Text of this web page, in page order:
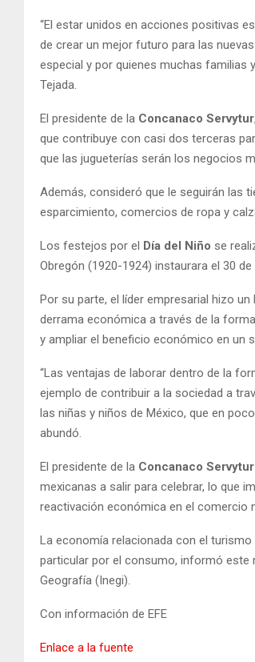
“El estar unidos en acciones positivas
de crear un mejor futuro para las
especial y por quienes muchas familias
Tejada.
El presidente de la Concanaco Servytur
que contribuye con casi dos terceras
que las jugueterías serán los negocios
Además, consideró que le seguirán las
esparcimiento, comercios de ropa y
Los festejos por el Día del Niño se
Obregón (1920-1924) instaurara el 30
Por su parte, el líder empresarial hizo
derrama económica a través de la
y ampliar el beneficio económico en un
“Las ventajas de laborar dentro de la
ejemplo de contribuir a la sociedad a
las niñas y niños de México, que en
abundó.
El presidente de la Concanaco Servytur
mexicanas a salir para celebrar, lo que
reactivación económica en el comercio
La economía relacionada con el turismo
particular por el consumo, informó este
Geografía (Inegi).
Con información de EFE
Enlace a la fuente